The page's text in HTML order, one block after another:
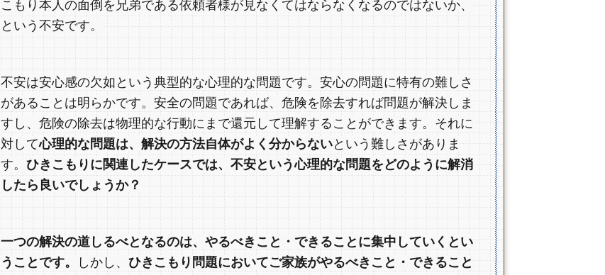
こもり本人の面倒を兄弟である依頼者様が見なくてはならなくなるのではないか、
という不安です。
不安は安心感の欠如という典型的な心理的な問題です。安心の問題に特有の難しさ
があることは明らかです。安全の問題であれば、危険を除去すれば問題が解決しま
すし、危険の除去は物理的な行動にまで還元して理解することができます。それに
対して心理的な問題は、解決の方法自体がよく分からないという難しさがありま
す。 ひきこもりに関連したケースでは、不安という心理的な問題をどのように解消
したら良いでしょうか？
一つの解決の道しるべとなるのは、やるべきこと・できることに集中していくとい
うことです。
しかし、 ひきこもり問題においてご家族がやるべきこと・できること